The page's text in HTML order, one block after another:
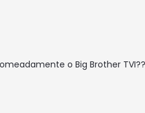
o Big Brother